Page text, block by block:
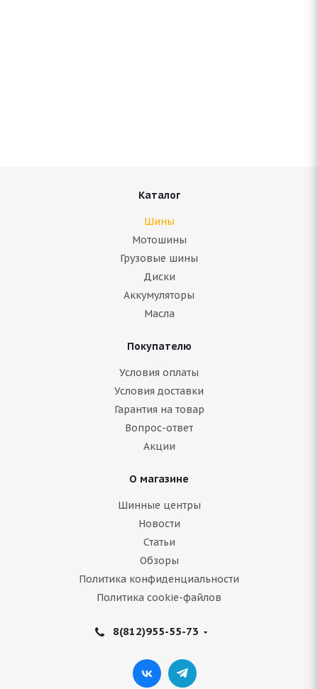
ARIVO Carlorful A/S 245/40 R18 97W
Каталог
Шины
Мотошины
Грузовые шины
Диски
Аккумуляторы
Масла
Покупателю
Условия оплаты
Условия доставки
Гарантия на товар
Вопрос-ответ
Акции
О магазине
Шинные центры
Новости
Статьи
Обзоры
Политика конфиденциальности
Политика cookie-файлов
8(812)955-55-73